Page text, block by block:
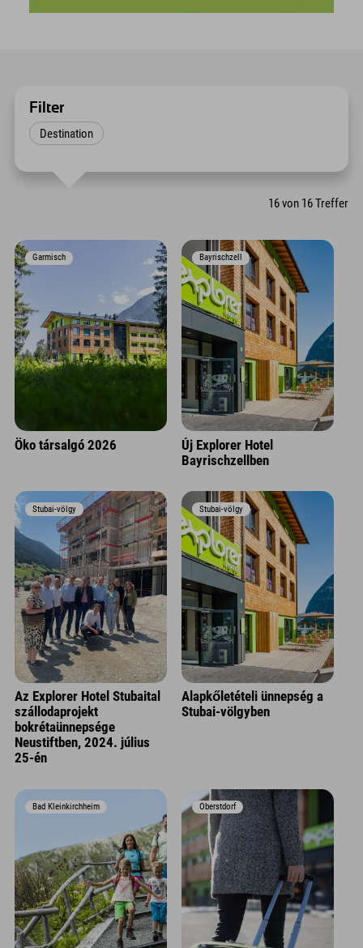
Filter
Destination
16von 16Treffer
Garmisch
Öko társalgó 2026
Bayrischzell
Új Explorer Hotel
Bayrischzellben
Stubai-völgy
Az Explorer Hotel Stubaital
szállodaprojekt
bokrétaünnepsége
Neustiftben, 2024. július
25-én
Stubai-völgy
Alapkőletételi ünnepség a
Stubai-völgyben
Bad Kleinkirchheim Oberstdorf